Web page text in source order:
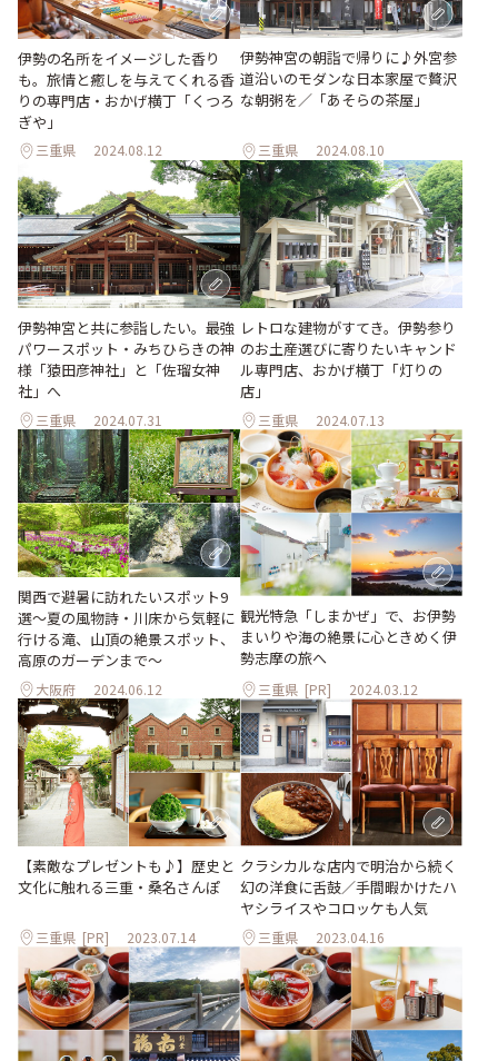
伊勢の名所をイメージした香り
も。旅情と癒しを与えてくれる香
りの専門店・おかげ横丁「くつろ
ぎや」
三重県 2024.08.12
伊勢神宮の朝詣で帰りに♪外宮参
道沿いのモダンな日本家屋で贅沢
な朝粥を／「あそらの茶屋」
三重県 2024.08.10
伊勢神宮と共に参詣したい。最強
パワースポット・みちひらきの神
様「猿田彦神社」と「佐瑠女神
社」へ
三重県 2024.07.31
レトロな建物がすてき。伊勢参り
のお土産選びに寄りたいキャンド
ル専門店、おかげ横丁「灯りの
店」
三重県 2024.07.13
関西で避暑に訪れたいスポット9
選～夏の風物詩・川床から気軽に
行ける滝、山頂の絶景スポット、
高原のガーデンまで～
大阪府 2024.06.12
観光特急「しまかぜ」で、お伊勢
まいりや海の絶景に心ときめく伊
勢志摩の旅へ
三重県 [PR] 2024.03.12
【素敵なプレゼントも♪】歴史と
文化に触れる三重・桑名さんぽ
三重県 [PR] 2023.07.14
クラシカルな店内で明治から続く
幻の洋食に舌鼓／手間暇かけたハ
ヤシライスやコロッケも人気
三重県 2023.04.16